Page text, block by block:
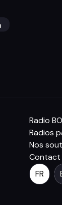
Radio
Radios
Nos
Contact
FR